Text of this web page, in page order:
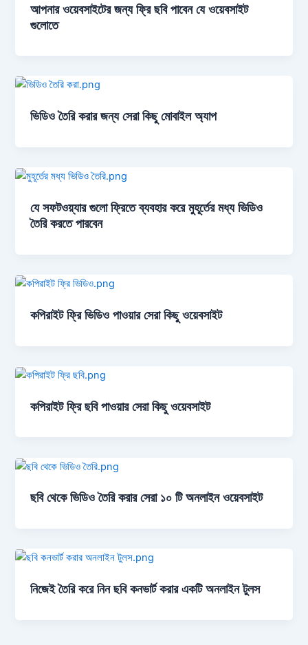
আপনার ওয়েবসাইটের জন্য ফ্রি ছবি পাবেন যে ওয়েবসাইট
গুলোতে
ভিডিও তৈরি করার জন্য সেরা কিছু মোবাইল অ্যাপ
যে সফটওয়্যার গুলো ফ্রিতে ব্যবহার করে মুহূর্তের মধ্য ভিডিও
তৈরি করতে পারবেন
কপিরাইট ফ্রি ভিডিও পাওয়ার সেরা কিছু ওয়েবসাইট
কপিরাইট ফ্রি ছবি পাওয়ার সেরা কিছু ওয়েবসাইট
ছবি থেকে ভিডিও তৈরি করার সেরা ১০ টি অনলাইন ওয়েবসাইট
নিজেই তৈরি করে নিন ছবি কনভার্ট করার একটি অনলাইন টুলস